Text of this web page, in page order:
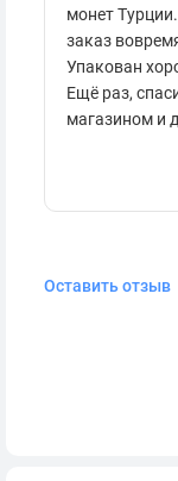
монет
заказ
Упакован
Ещё раз,
магазином и
Оставить отзыв